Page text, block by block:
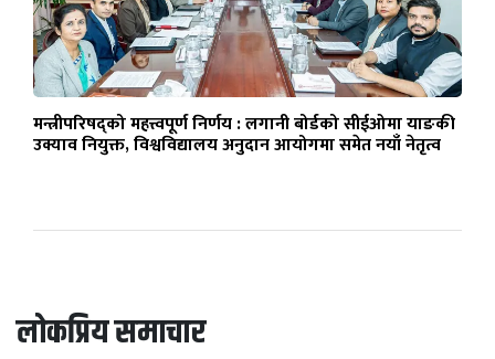
मन्त्रीपरिषद्को महत्त्वपूर्ण निर्णय : लगानी बोर्डको सीईओमा याङकी
उक्याव नियुक्त, विश्वविद्यालय अनुदान आयोगमा समेत नयाँ नेतृत्व
लोकप्रिय समाचार